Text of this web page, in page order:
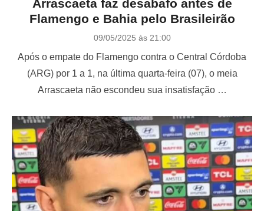
Arrascaeta faz desabafo antes de
Flamengo e Bahia pelo Brasileirão
P
s
e
d
09/05/2025 às 21:00
Após o empate do Flamengo contra o Central Córdoba
(ARG) por 1 a 1, na última quarta-feira (07), o meia
Arrascaeta não escondeu sua insatisfação …